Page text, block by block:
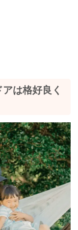
は格好良く